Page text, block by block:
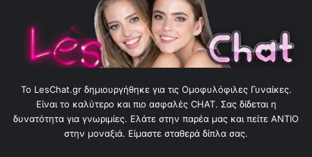
To LesChat.gr δημιουργήθηκε για τις Ομοφυλόφιλες Γυναίκες.
Είναι το καλύτερο και πιο ασφαλές CHAT. Σας δίδεται η
δυνατότητα για γνωριμίες. Ελάτε στην παρέα μας και πείτε ΑΝΤΙΟ
στην μοναξιά. Είμαστε σταθερά δίπλα σας.